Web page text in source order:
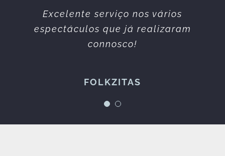
Excelente serviço nos vários
espectáculos que já realizaram
connosco!
FOLKZITAS
Equipa simpática e profissional.
Sempre prestáveis. Todos os
serviços prestados sempre da